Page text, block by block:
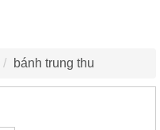
bánh trung thu